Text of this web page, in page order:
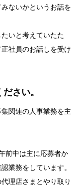
ないかというお話を
いと考えていたた
社員のお話しを受け
さい。
関連の人事業務を主
前中は主に応募者か
業務をしています。
理店さまとやり取り